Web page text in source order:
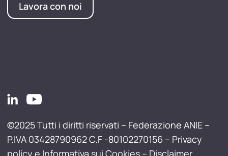
Lavora con noi
©2025 Tutti i diritti riservati – Federazione ANIE –
P.IVA 03428790962 C.F -80102270156 – Privacy